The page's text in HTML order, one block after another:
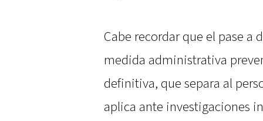
Cabe recordar que el pase
medida administrativa
definitiva, que separa al
aplica ante investigaciones